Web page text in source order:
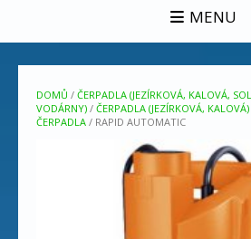
MENU
DOMŮ / ČERPADLA (JEZÍRKOVÁ, KALOVÁ,
VODÁRNY) / ČERPADLA (JEZÍRKOVÁ, KALOVÁ)
ČERPADLA / RAPID AUTOMATIC